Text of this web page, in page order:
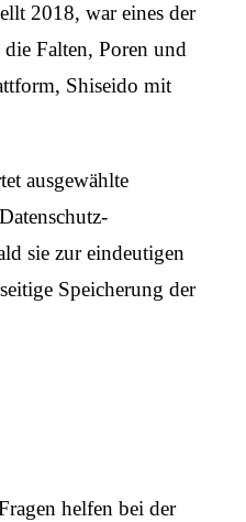
2018, war eines der
Falten, Poren und
Shiseido mit
ausgewählte
sie zur eindeutigen
Speicherung der
helfen bei der